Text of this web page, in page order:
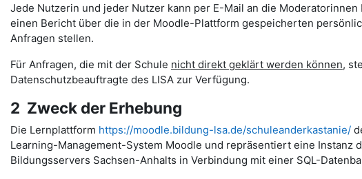
Jede Nutzerin und jeder Nutzer kann per E-Mail an die
einen Bericht über die in der Moodle-Plattform gespeicherten
Anfragen stellen.
Für Anfragen, die mit der Schule nicht direkt geklärt werden können,
Datenschutzbeauftragte des LISA zur Verfügung.
2 Zweck der Erhebung
Die Lernplattform https://moodle.bildung-lsa.de/schuleanderkastanie/
Learning-Management-System Moodle und repräsentiert eine Instanz
Bildungsservers Sachsen-Anhalts in Verbindung mit einer SQL-